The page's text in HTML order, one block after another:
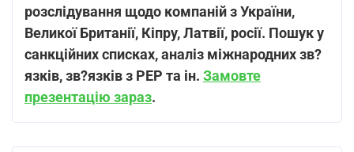
розслідування щодо компаній з України,
Великої Британії, Кіпру, Латвії, росії. Пошук у
санкційних списках, аналіз міжнародних зв?
язків, зв?язків з PEP та ін. Замовте
презентацію зараз.